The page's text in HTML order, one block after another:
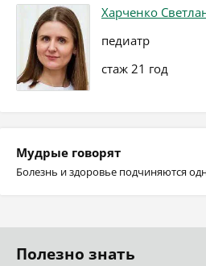
Харченко
педиатр
стаж 21 год
Мудрые говорят
Болезнь и здоровье подчиняются
Полезно знать